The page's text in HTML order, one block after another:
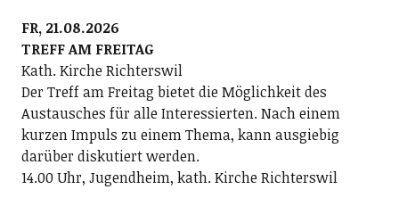
FR, 21.08.2026
TREFF AM FREITAG
Kath. Kirche Richterswil
Der Treff am Freitag bietet die Möglichkeit des
Austausches für alle Interessierten. Nach einem
kurzen Impuls zu einem Thema, kann ausgiebig
darüber diskutiert werden.
14.00 Uhr, Jugendheim, kath. Kirche Richterswil